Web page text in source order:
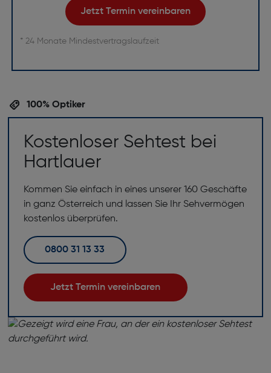
Jetzt Termin vereinbaren
* 24 Monate Mindestvertragslaufzeit
100% Optiker
Kostenloser Sehtest bei
Hartlauer
Kommen Sie einfach in eines unserer 160 Geschäfte
in ganz Österreich und lassen Sie Ihr Sehvermögen
kostenlos überprüfen.
0800 31 13 33
Jetzt Termin vereinbaren